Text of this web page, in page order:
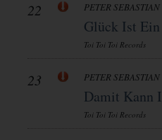
22 PETER SEBASTIAN
Glück Ist
Toi Toi Toi Records
23 PETER SEBASTIAN
Damit Kann
Toi Toi Toi Records